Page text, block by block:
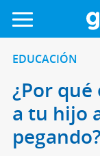
EDUCACIÓN
¿Por
a tu hijo
pegando?